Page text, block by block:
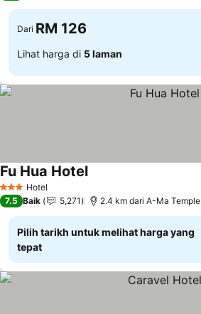
Dari RM 126
Lihat harga di 5 laman
3 BintangHotel
Fu Hua Hotel
7.5 Baik 5,271 2.4 km dari A-Ma Temple
Pilih tarikh untuk melihat harga yang
tepat